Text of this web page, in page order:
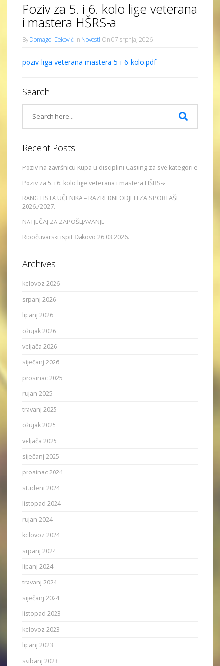
Poziv za 5. i 6. kolo lige veterana
i mastera HŠRS-a
ByDomagoj Ceković In Novosti On 07 srpnja, 2026
poziv-liga-veterana-mastera-5-i-6-kolo.pdf
Search
Recent Posts
Poziv na završnicu Kupa u disciplini Casting za sve kategorije
Poziv za 5. i 6. kolo lige veterana i mastera HŠRS-a
RANG LISTA UČENIKA – RAZREDNI ODJELI ZA SPORTAŠE
2026./2027.
NATJEČAJ ZA ZAPOŠLJAVANJE
Ribočuvarski ispit Đakovo 26.03.2026.
Archives
kolovoz 2026
srpanj 2026
lipanj 2026
ožujak 2026
veljača 2026
siječanj 2026
prosinac 2025
rujan 2025
travanj 2025
ožujak 2025
veljača 2025
siječanj 2025
prosinac 2024
studeni 2024
listopad 2024
rujan 2024
kolovoz 2024
srpanj 2024
lipanj 2024
travanj 2024
siječanj 2024
listopad 2023
kolovoz 2023
lipanj 2023
svibanj 2023